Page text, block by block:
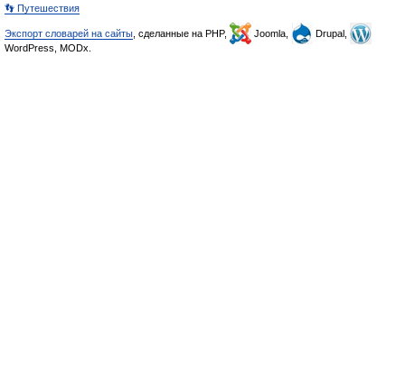
👣 Путешествия
Экспорт словарей на сайты , сделанные на PHP, Joomla,
Drupal,
WordPress, MODx.